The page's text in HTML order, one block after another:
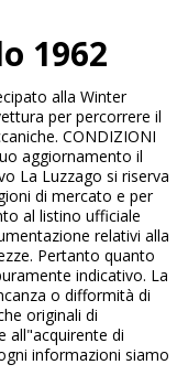
1962
alla Winter
per percorrere il
CONDIZIONI
aggiornamento il
La Luzzago si riserva
di mercato e per
al listino ufficiale
relativi alla
Pertanto quanto
indicativo. La
o difformità di
originali di
all"acquirente di
informazioni siamo